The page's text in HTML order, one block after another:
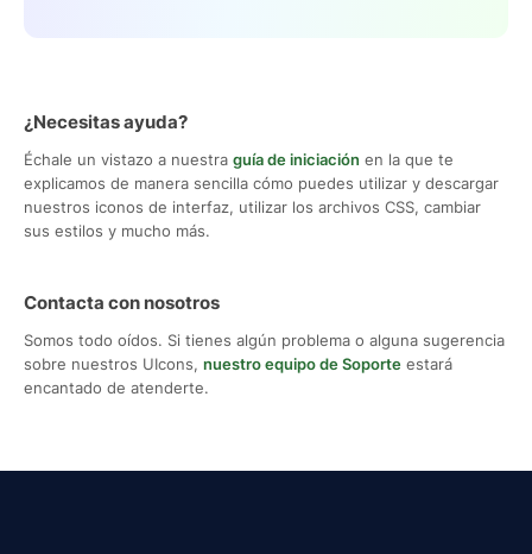
¿Necesitas ayuda?
Échale un vistazo a nuestra guía de iniciación en la que te
explicamos de manera sencilla cómo puedes utilizar y descargar
nuestros iconos de interfaz, utilizar los archivos CSS, cambiar
sus estilos y mucho más.
Contacta con nosotros
Somos todo oídos. Si tienes algún problema o alguna sugerencia
sobre nuestros UIcons, nuestro equipo de Soporte estará
encantado de atenderte.